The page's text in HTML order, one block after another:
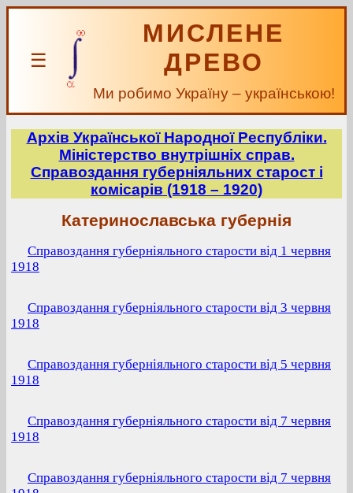
☰
МИСЛЕНЕ
ДРЕВО
Ми робимо Україну – українською!
Архів Української Народної Республіки.
Міністерство внутрішніх справ.
Справоздання губерніяльних старост і
комісарів (1918 – 1920)
Катеринославська губернія
Справоздання губерніяльного старости від 1 червня
1918
Справоздання губерніяльного старости від 3 червня
1918
Справоздання губерніяльного старости від 5 червня
1918
Справоздання губерніяльного старости від 7 червня
1918
Справоздання губерніяльного старости від 7 червня